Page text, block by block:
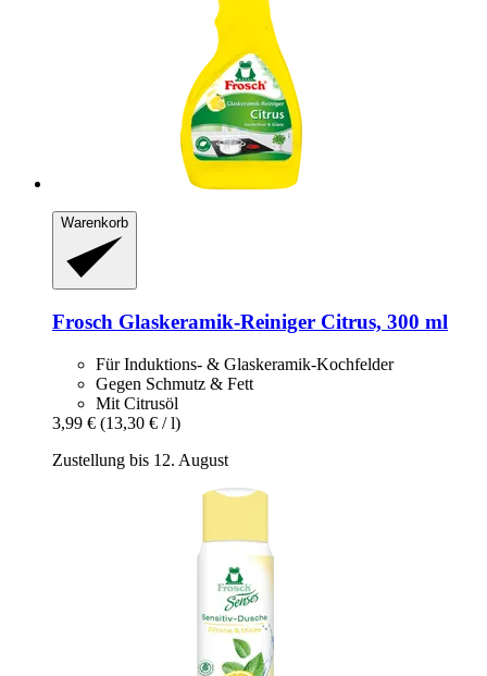
Warenkorb
Frosch Glaskeramik-​Reiniger Citrus, 300 ml
Für Induktions- & Glaskeramik-Kochfelder
Gegen Schmutz & Fett
Mit Citrusöl
3,99 € (13,30 € / l)
Zustellung bis 12. August